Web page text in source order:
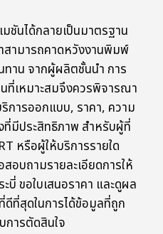
ชันได้กลายเป็นมาตรฐาน
สามารถคาดหวังงานพิมพ์
าน จากผู้ผลิตชั้นนำ การ
ที่เหมาะสมจึงควรพิจารณา
ารออกแบบ, ราคา, ความ
ที่มีประสิทธิภาพ สำหรับผู้ที่
หรือผู้ให้บริการรายใด
อบถามรายละเอียดการให้
ขอใบเสนอราคา และดูผล
ดีที่สุดในการได้ข้อมูลที่ถูก
การตัดสินใจ